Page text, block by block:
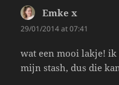
Emke x
29/01/2014 at 07:41
wat een mooi lakje!
mijn stash, dus die